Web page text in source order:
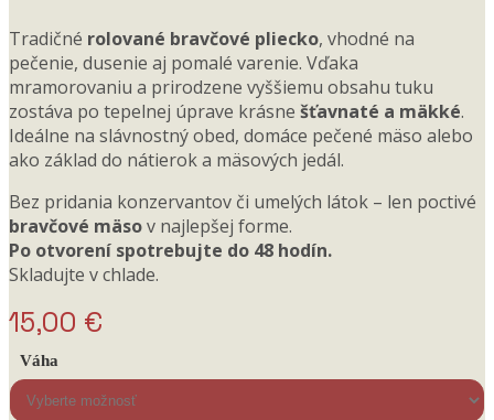
Tradičné rolované bravčové pliecko, vhodné na
pečenie, dusenie aj pomalé varenie. Vďaka
mramorovaniu a prirodzene vyššiemu obsahu tuku
zostáva po tepelnej úprave krásne šťavnaté a mäkké.
Ideálne na slávnostný obed, domáce pečené mäso alebo
ako základ do nátierok a mäsových jedál.
Bez pridania konzervantov či umelých látok – len poctivé
bravčové mäsov najlepšej forme.
Po otvorení spotrebujte do 48 hodín.
Skladujte v chlade.
15,00 €
Váha